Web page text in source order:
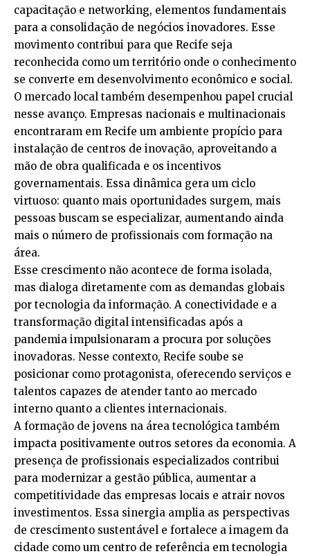
capacitação e networking, elementos fundamentais
para a consolidação de negócios inovadores. Esse
movimento contribui para que Recife seja
reconhecida como um território onde o conhecimento
se converte em desenvolvimento econômico e social.
O mercado local também desempenhou papel crucial
nesse avanço. Empresas nacionais e multinacionais
encontraram em Recife um ambiente propício para
instalação de centros de inovação, aproveitando a
mão de obra qualificada e os incentivos
governamentais. Essa dinâmica gera um ciclo
virtuoso: quanto mais oportunidades surgem, mais
pessoas buscam se especializar, aumentando ainda
mais o número de profissionais com formação na
área.
Esse crescimento não acontece de forma isolada,
mas dialoga diretamente com as demandas globais
por tecnologia da informação. A conectividade e a
transformação digital intensificadas após a
pandemia impulsionaram a procura por soluções
inovadoras. Nesse contexto, Recife soube se
posicionar como protagonista, oferecendo serviços e
talentos capazes de atender tanto ao mercado
interno quanto a clientes internacionais.
A formação de jovens na área tecnológica também
impacta positivamente outros setores da economia. A
presença de profissionais especializados contribui
para modernizar a gestão pública, aumentar a
competitividade das empresas locais e atrair novos
investimentos. Essa sinergia amplia as perspectivas
de crescimento sustentável e fortalece a imagem da
cidade como um centro de referência em tecnologia